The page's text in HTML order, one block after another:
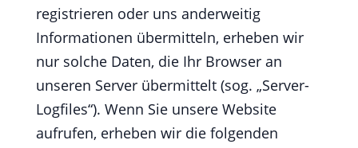
registrieren oder uns anderweitig
Informationen übermitteln, erheben wir
nur solche Daten, die Ihr Browser an
unseren Server übermittelt (sog. „Server-
Logfiles“). Wenn Sie unsere Website
aufrufen, erheben wir die folgenden